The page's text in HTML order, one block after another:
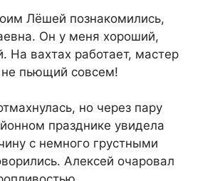
Лёшей познакомились,
Он у меня хороший,
На вахтах работает, мастер
пьющий совсем!
но через пару
празднике увидела
с немного грустными
Алексей очаровал